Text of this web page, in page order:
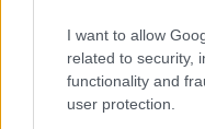
I want to allow
related to security,
functionality and
user protection.
Ghost of Tsushima
Director's Cut
ΔΗΜΟΦΙΛΕΣΤΕΡΑ